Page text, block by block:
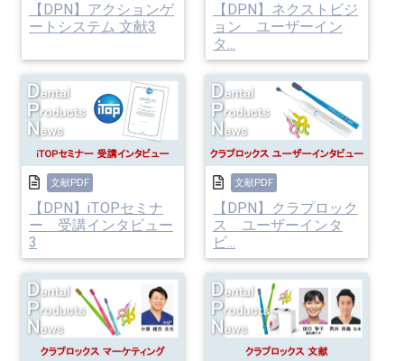
【DPN】アクションゲ
ートシステム 文献3
【DPN】ネクストビジ
ョン ユーザーイン
タ...
文献PDF
【DPN】iTOPセミナ
ー 受講インタビュー
3
文献PDF
【DPN】クラプロック
ス ユーザーインタ
ビ...